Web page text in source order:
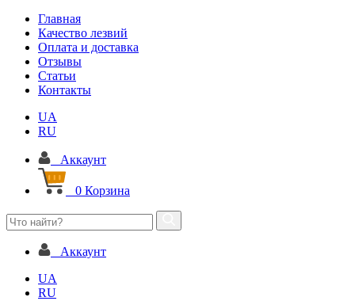
Главная
Качество лезвий
Оплата и доставка
Отзывы
Статьи
Контакты
UA
RU
Аккаунт
0 Корзина
Аккаунт
UA
RU